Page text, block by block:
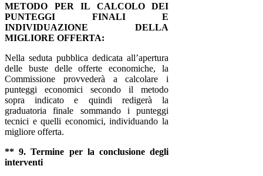
METODO PER IL CALCOLO DEI
PUNTEGGI FINALI E
INDIVIDUAZIONE DELLA
MIGLIORE OFFERTA:
Nella seduta pubblica dedicata all’apertura
delle buste delle offerte economiche, la
Commissione provvederà a calcolare i
punteggi economici secondo il metodo
sopra indicato e quindi redigerà la
graduatoria finale sommando i punteggi
tecnici e quelli economici, individuando la
migliore offerta.
** 9. Termine per la conclusione degli
interventi